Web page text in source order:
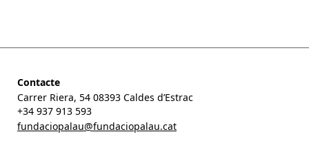
Contacte
Carrer Riera, 54 08393 Caldes d’Estrac
+34 937 913 593
fundaciopalau@fundaciopalau.cat